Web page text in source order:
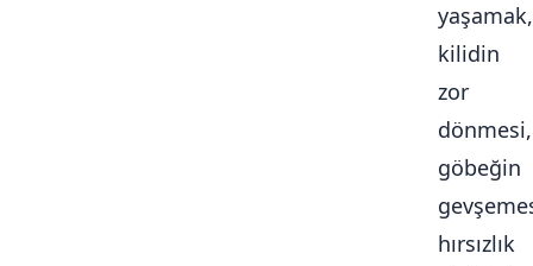
yaşamak,
kilidin
zor
dönmesi,
göbeğin
hırsızlık